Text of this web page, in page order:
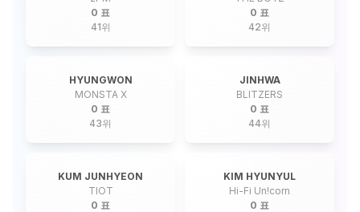
0 표
41위
0 표
42위
HYUNGWON
MONSTA X
0 표
43위
JINHWA
BLITZERS
0 표
44위
KUM JUNHYEON
TIOT
0 표
KIM HYUNYUL
Hi-Fi Un!corn
0 표